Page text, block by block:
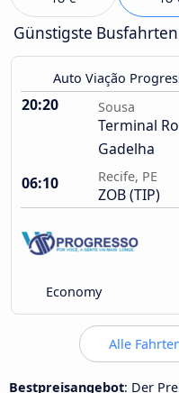
Günstigste
Auto Viação
20:20 Sousa
Terminal
Gadelha
06:10
Recife, PE
ZOB (TIP)
Economy
Alle
Bestpreisangebot: Der